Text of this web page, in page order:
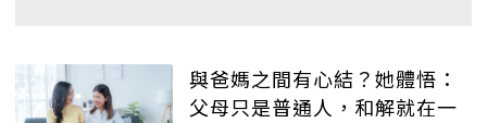
與爸媽之間有心結？她體悟：
父母只是普通人，和解就在一